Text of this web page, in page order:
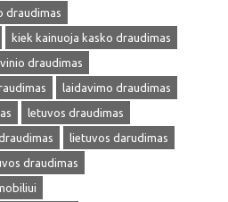
draudimas
kiek kainuoja kasko draudimas
draudimas
laidavimo draudimas
letuvos draudimas
lietuvos darudimas
draudimas